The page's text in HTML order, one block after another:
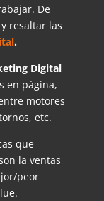
De
resaltar las
.
Digital
en página,
motores
etc.
que
la ventas
peor